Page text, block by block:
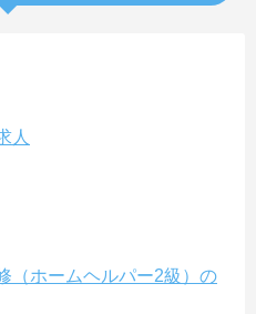
人
（ホームヘルパー2級）の